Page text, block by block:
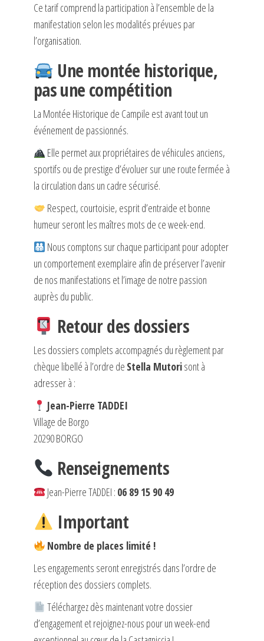
Ce tarif comprend la participation à l’ensemble de la
manifestation selon les modalités prévues par
l’organisation.
Une montée historique,
pas une compétition
La Montée Historique de Campile est avant tout un
événement de passionnés.
Elle permet aux propriétaires de véhicules anciens,
sportifs ou de prestige d’évoluer sur une route fermée à
la circulation dans un cadre sécurisé.
Respect, courtoisie, esprit d’entraide et bonne
humeur seront les maîtres mots de ce week-end.
Nous comptons sur chaque participant pour adopter
un comportement exemplaire afin de préserver l’avenir
de nos manifestations et l’image de notre passion
auprès du public.
Retour des dossiers
Les dossiers complets accompagnés du règlement par
chèque libellé à l’ordre de Stella Mutorisont à
adresser à :
Jean-Pierre TADDEI
Village de Borgo
20290 BORGO
Renseignements
Jean-Pierre TADDEI : 06 89 15 90 49
Important
Nombre de places limité !
Les engagements seront enregistrés dans l’ordre de
réception des dossiers complets.
Téléchargez dès maintenant votre dossier
d’engagement et rejoignez-nous pour un week-end